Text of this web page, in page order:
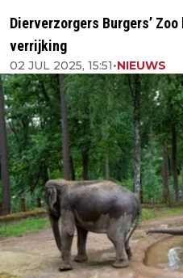
Dierverzorgers Burgers’
verrijking
02 JUL 2025, 15:51•NIEUWS